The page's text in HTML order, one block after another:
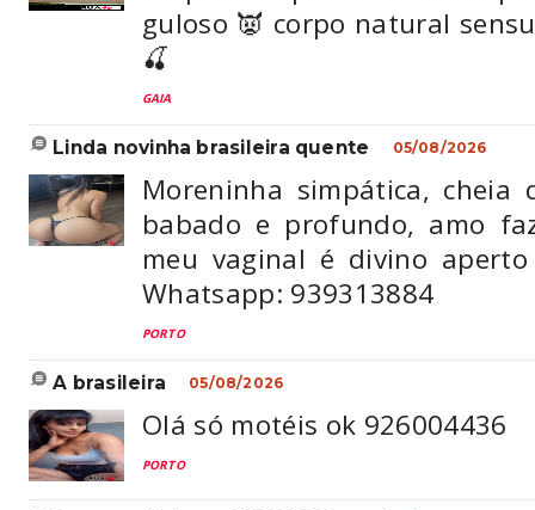
guloso 👿 corpo natural
🍒
GAIA
linda novinha brasileira quente 05/08/2026
Moreninha simpática, cheia
babado e profundo, amo
meu vaginal é divino
Whatsapp: 939313884
PORTO
a brasileira 05/08/2026
Olá só motéis ok 926004436
PORTO